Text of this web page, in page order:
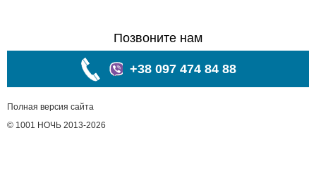
Позвоните нам
+38 097 474 84 88
Полная версия сайта
© 1001 НОЧЬ 2013-2026